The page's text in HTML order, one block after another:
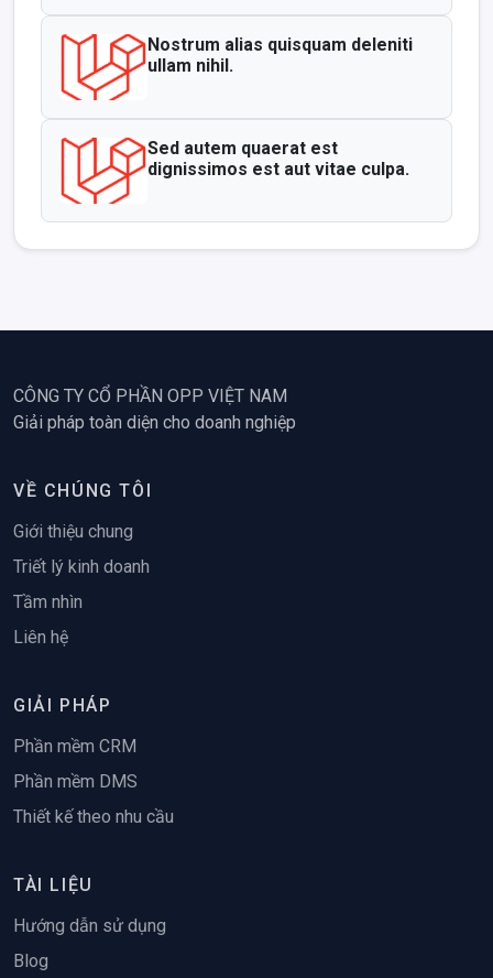
Nostrum alias quisquam deleniti
ullam nihil.
Sed autem quaerat est
dignissimos est aut vitae culpa.
CÔNG TY CỔ PHẦN OPP VIỆT NAM
Giải pháp toàn diện cho doanh nghiệp
VỀ CHÚNG TÔI
Giới thiệu chung
Triết lý kinh doanh
Tầm nhìn
Liên hệ
GIẢI PHÁP
Phần mềm CRM
Phần mềm DMS
Thiết kế theo nhu cầu
TÀI LIỆU
Hướng dẫn sử dụng
Blog